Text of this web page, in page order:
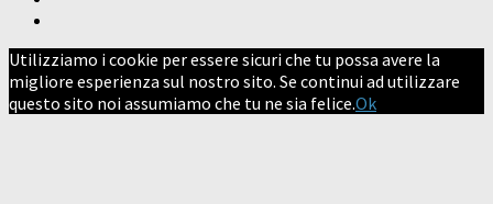
Utilizziamo i cookie per essere sicuri che tu possa avere la
migliore esperienza sul nostro sito. Se continui ad utilizzare
questo sito noi assumiamo che tu ne sia felice.Ok